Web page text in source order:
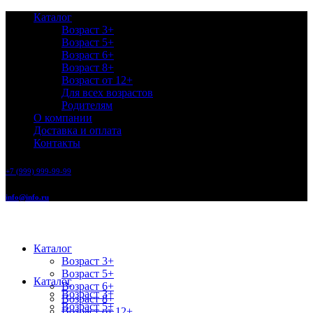
Каталог
Возраст 3+
Возраст 5+
Возраст 6+
Возраст 8+
Возраст от 12+
Для всех возрастов
Родителям
О компании
Доставка и оплата
Контакты
+7 (999) 999-99-99
info@info.ru
Каталог
Возраст 3+
Возраст 5+
Возраст 6+
Возраст 8+
Каталог
Возраст 3+
Возраст 5+